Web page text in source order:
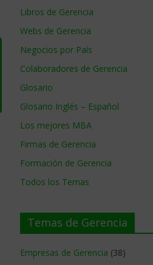
Libros de Gerencia
Webs de Gerencia
Negocios por País
Colaboradores de Gerencia
Glosario
Glosario Inglés – Español
Los mejores MBA
Firmas de Gerencia
Formación de Gerencia
Todos los Temas
Temas de Gerencia
Empresas de Gerencia (38)